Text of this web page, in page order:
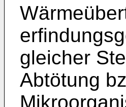
gleicher
Abtötung